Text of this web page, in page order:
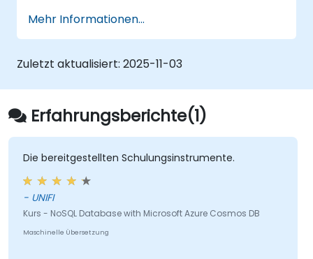
Cosmos DB die Leistung und
Speicherkapazität ihrer Anwendungen zu
skalieren.
Kosten zu reduzieren, indem sie die
Ressourcen in Azure Cosmos DB
optimieren.
Mehr Informationen...
Zuletzt aktualisiert: 2025-11-03
Erfahrungsberichte(1)
Die bereitgestellten Schulungsinstrumente.
- UNIFI
Kurs - NoSQL Database with Microsoft Azure Cosmos DB
Maschinelle Übersetzung